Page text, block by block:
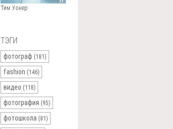
Тим Уокер
ТЭГИ
фотограф (181)
fashion (146)
видео (118)
фотография (95)
фотошкола (81)